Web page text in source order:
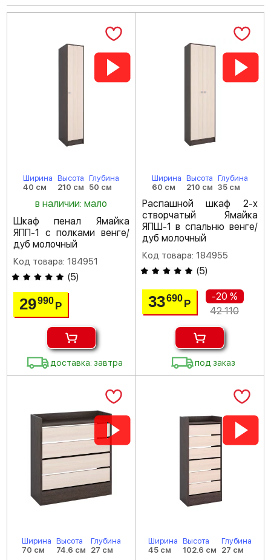
Ширина
40 см
Высота
210 см
Глубина
50 см
в наличии: мало
Шкаф пенал Ямайка
ЯПП-1 с полками венге/
дуб молочный
Код товара: 184951
(5)
29990Р
доставка: завтра
Ширина
60 см
Высота
210 см
Глубина
35 см
Распашной шкаф 2-х
створчатый Ямайка
ЯПШ-1 в спальню венге/
дуб молочный
Код товара: 184955
(5)
33690 Р
-20 %
42 110
под заказ
Ширина
70 см
Высота
74.6 см
Глубина
27 см
Ширина
45 см
Высота
102.6 см
Глубина
27 см